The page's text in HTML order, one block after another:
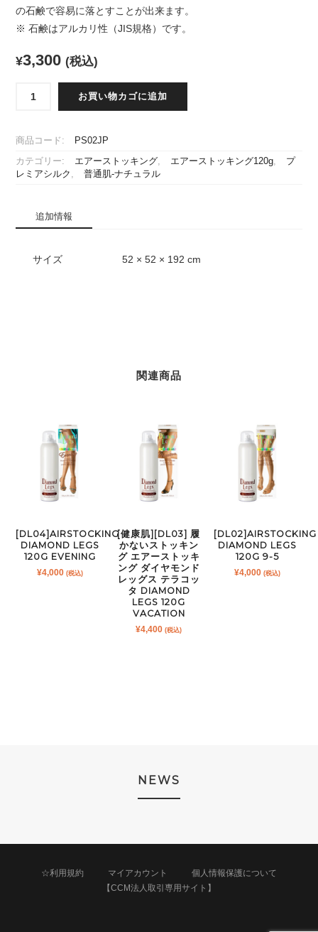
の石鹸で容易に落とすことが出来ます。
※ 石鹸はアルカリ性（JIS規格）です。
¥3,300 (税込)
[PS02]
エ
ア
ー
AirStocking
Premier
個
お買い物カゴに追加
商品コード: PS02JP
カテゴリー: エアーストッキング, エアーストッキング120g,
プ
レミアシルク , 普通肌-ナチュラル
追加情報
サイズ 52 × 52 × 192 cm
関連商品
[DL04]AIRSTOCKING
DIAMOND LEGS
120G EVENING
¥4,000 (税込)
[健康肌][DL03] 履
かないストッキン
グ エアーストッキ
ング ダイヤモンド
レッグス テラコッ
タ DIAMOND
LEGS 120G
VACATION
¥4,400 (税込)
[DL02]AIRSTOCKING
DIAMOND LEGS
120G 9-5
¥4,000 (税込)
NEWS
☆利用規約 マイアカウント
個人情報保護について
【CCM法人取引専用サイト】